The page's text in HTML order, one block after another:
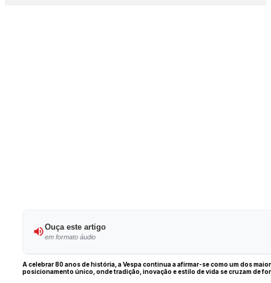
Ouça este artigo
em formato áudio
A celebrar 80 anos de história, a Vespa continua a afirmar-se como um dos
posicionamento único, onde tradição, inovação e estilo de vida se cruzam de